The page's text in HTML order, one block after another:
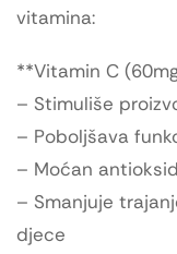
vitamina:
**Vitamin C
– Stimuliše
– Poboljšava
– Moćan
– Smanjuje
djece